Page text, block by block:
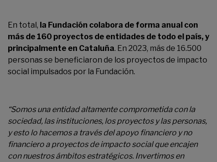
En total, la Fundación colabora de forma anual con
más de 160 proyectos de entidades de todo el país, y
principalmente en Cataluña. En 2023, más de 16.500
personas se beneficiaron de los proyectos de impacto
social impulsados por la Fundación.
“Somos una entidad altamente comprometida con la
sociedad, las instituciones, los proyectos y las personas,
y esto lo hacemos a través del apoyo financiero y no
financiero a proyectos de impacto socialque encajen
con nuestros ámbitos estratégicos. Invertimosen